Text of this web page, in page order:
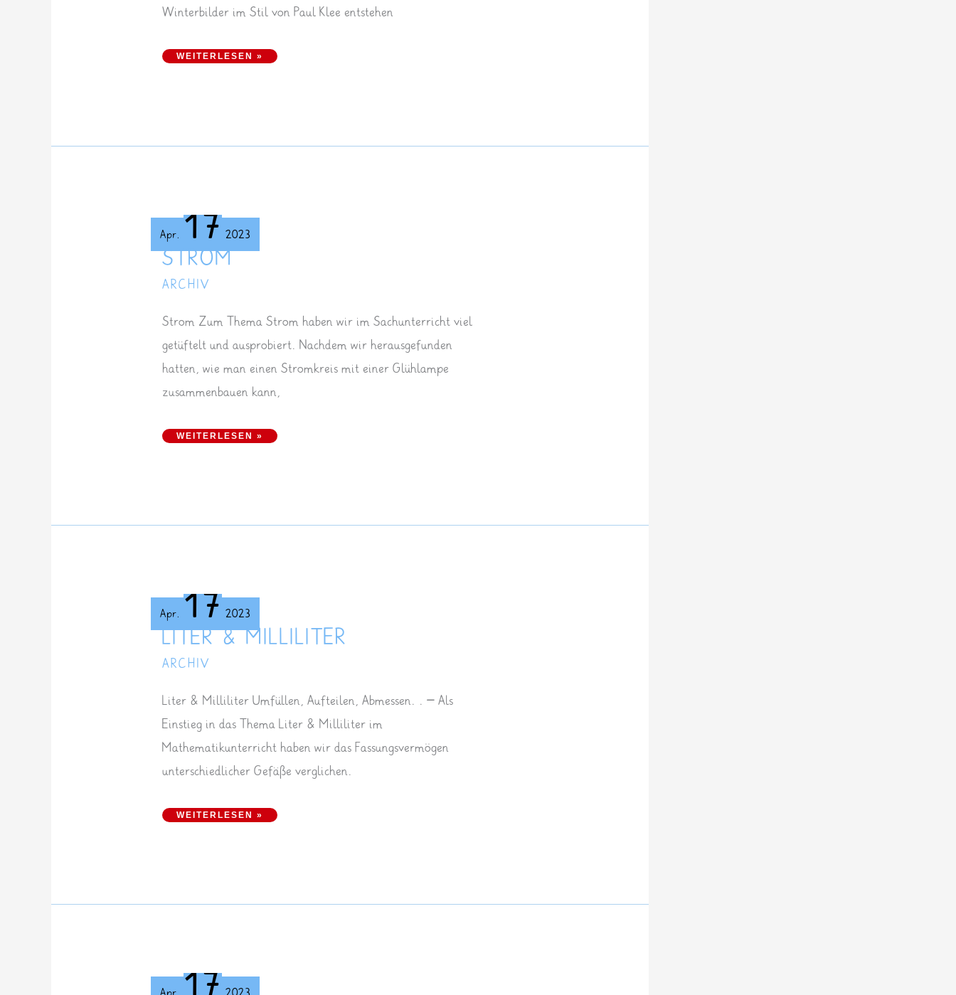
Winterbilder im Stil von Paul Klee entstehen
WINTERBILDER IM STIL VON PAUL KLEE ENTSTEHEN
WEITERLESEN »
Apr. 17 2023
STROM
ARCHIV
Strom Zum Thema Strom haben wir im Sachunterricht viel
getüftelt und ausprobiert. Nachdem wir herausgefunden
hatten, wie man einen Stromkreis mit einer Glühlampe
zusammenbauen kann,
STROM
WEITERLESEN »
Apr. 17 2023
LITER & MILLILITER
ARCHIV
Liter & Milliliter Umfüllen, Aufteilen, Abmessen…. – Als
Einstieg in das Thema Liter & Milliliter im
Mathematikunterricht haben wir das Fassungsvermögen
unterschiedlicher Gefäße verglichen.
LITER & MILLILITER
WEITERLESEN »